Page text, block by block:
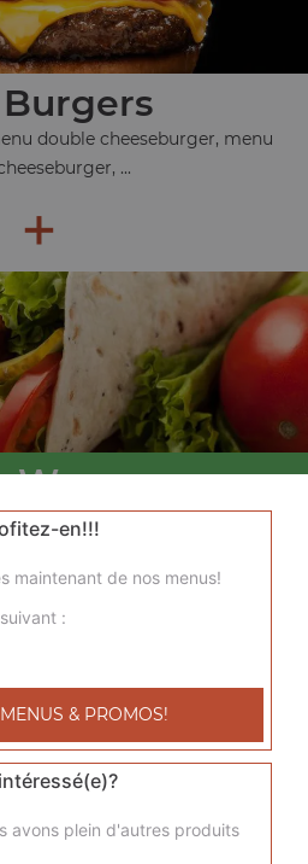
Burgers
double cheeseburger, menu
...
+
Wraps
menu wrap tenders steak
+
Tacos
en!!!
maintenant de nos menus!
:
& PROMOS!
avons plein d'autres produits